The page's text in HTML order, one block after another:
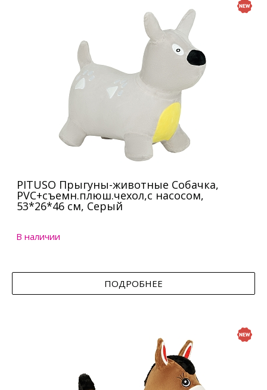
PITUSO Прыгуны-животные Собачка,
PVC+съемн.плюш.чехол,с насосом,
53*26*46 см, Серый
В наличии
ПОДРОБНЕЕ